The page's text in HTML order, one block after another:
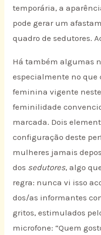
temporária, a
pode gerar um
quadro de sedutores.
Há também algumas
especialmente no que
feminina vigente
feminilidade
marcada. Dois
configuração deste
mulheres jamais
dos sedutores, algo
regra: nunca vi isso
dos/as informantes
gritos, estimulados
microfone: “Quem